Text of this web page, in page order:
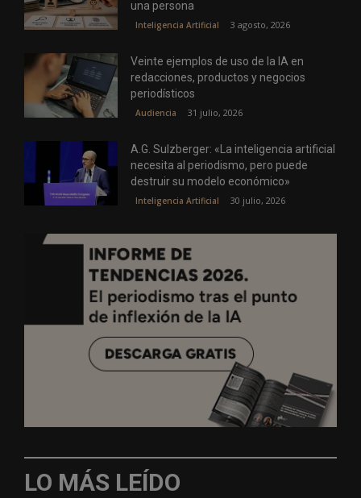
una persona
Inteligencia Artificial 3 agosto, 2026
Veinte ejemplos de uso de la IA en
redacciones, productos y negocios
periodísticos
Audiencia 31 julio, 2026
A.G. Sulzberger: «La inteligencia artificial
necesita al periodismo, pero puede
destruir su modelo económico»
Inteligencia Artificial 30 julio, 2026
LO MÁS LEÍDO